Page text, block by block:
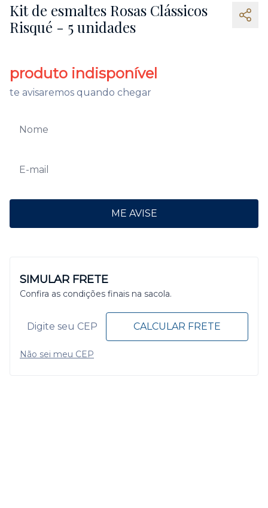
Kit de esmaltes Rosas Clássicos
Risqué - 5 unidades
produto indisponível
te avisaremos quando chegar
ME AVISE
SIMULAR FRETE
Confira as condições finais na sacola.
CALCULAR FRETE
Não sei meu CEP